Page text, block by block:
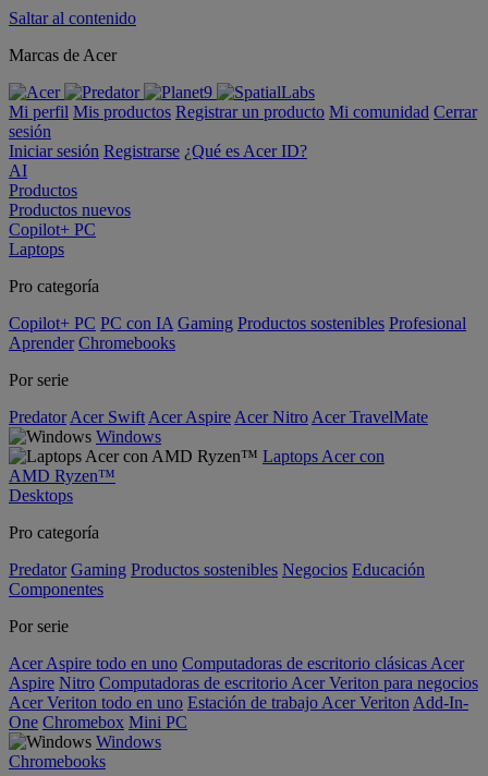
Saltar al contenido
Marcas de Acer
Mi perfil Mis productos Registrar un producto Mi comunidad Cerrar
sesión
Iniciar sesión Registrarse ¿Qué es Acer ID?
AI
Productos
Productos nuevos
Copilot+ PC
Laptops
Pro categoría
Copilot+ PC PC con IA Gaming Productos sostenibles Profesional
Aprender Chromebooks
Por serie
Predator Acer Swift Acer Aspire Acer Nitro Acer TravelMate
Windows
Laptops Acer con
AMD Ryzen™
Desktops
Pro categoría
Predator Gaming Productos sostenibles Negocios Educación
Componentes
Por serie
Acer Aspire todo en uno Computadoras de escritorio clásicas Acer
Aspire Nitro Computadoras de escritorio Acer Veriton para negocios
Acer Veriton todo en uno Estación de trabajo Acer Veriton Add-In-
One Chromebox Mini PC
Windows
Chromebooks